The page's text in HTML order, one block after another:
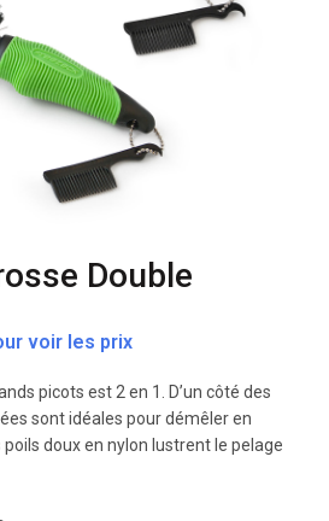
Double
voir les prix
picots est 2 en 1. D’un côté des
sont idéales pour démêler en
poils doux en nylon lustrent le pelage